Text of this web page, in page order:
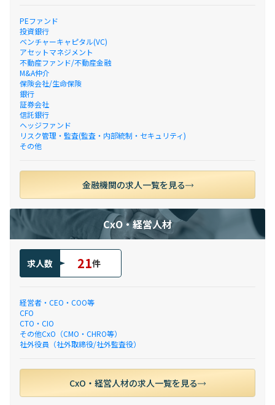
PEファンド
投資銀行
ベンチャーキャピタル(VC)
アセットマネジメント
不動産ファンド/不動産金融
M&A仲介
保険会社/生命保険
銀行
証券会社
信託銀行
ヘッジファンド
リスク管理・監査(監査・内部統制・セキュリティ)
その他
金融機関の求人一覧を見る
CxO・経営人材
求人数 21件
経営者・CEO・COO等
CFO
CTO・CIO
その他CxO（CMO・CHRO等）
社外役員（社外取締役/社外監査役）
CxO・経営人材の求人一覧を見る